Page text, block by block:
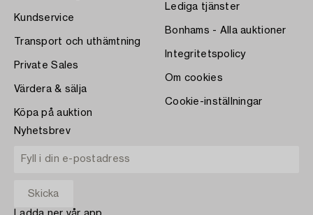
Kundservice
Transport och uthämtning
Private Sales
Värdera & sälja
Köpa på auktion
Lediga tjänster
Bonhams - Alla auktioner
Integritetspolicy
Om cookies
Cookie-inställningar
Nyhetsbrev